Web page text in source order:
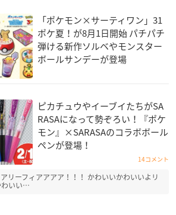
「ポケモン×サーティワン」31
ポケ夏！が8月1日開始 パチパチ
弾ける新作ソルベやモンスター
ボールサンデーが登場
ピカチュウやイーブイたちがSA
RASAになって勢ぞろい！『ポケ
モン』×SARASAのコラボボール
ペンが登場！
14コメント
リーフィアアアア！！！ かわいいかわいいよリ
わいい…